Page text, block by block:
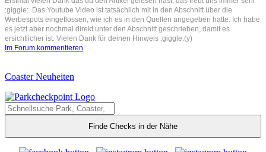
:giggle:. Das Youtube Video ist tatsächlich mit in den Abschnitt über die
Werbespots eingeflossen, wie ich es in den Quellen angegeben hatte. Ich habe
es jetzt aber nochmal direkt unter den Abschnitt geschrieben, damit es
ersichtlicher ist. Vielen Dank für deinen Hinweis :giggle:(y)
Im Forum kommentieren
Coaster Neuheiten
Finde Checks in der Nähe